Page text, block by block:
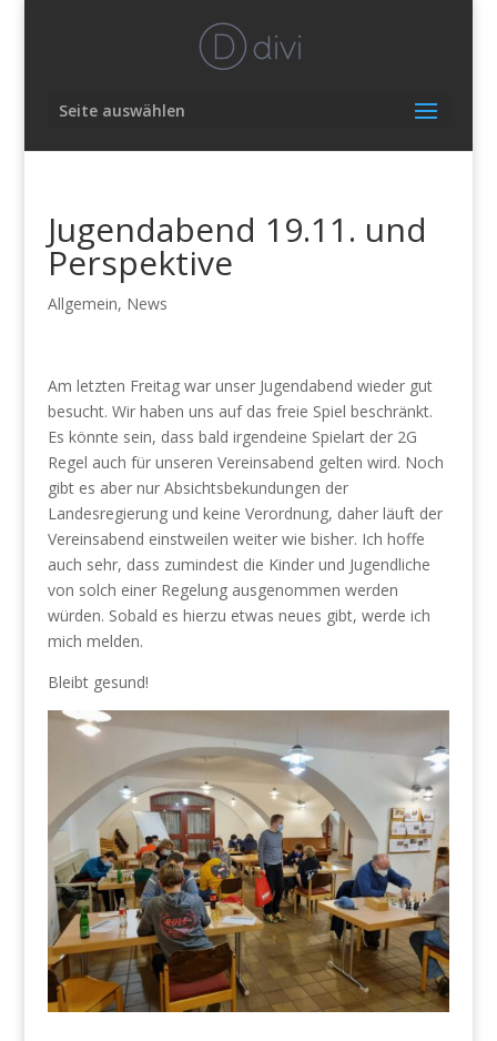
Seite auswählen
Jugendabend 19.11. und
Perspektive
Allgemein, News
Am letzten Freitag war unser Jugendabend wieder gut
besucht. Wir haben uns auf das freie Spiel beschränkt.
Es könnte sein, dass bald irgendeine Spielart der 2G
Regel auch für unseren Vereinsabend gelten wird. Noch
gibt es aber nur Absichtsbekundungen der
Landesregierung und keine Verordnung, daher läuft der
Vereinsabend einstweilen weiter wie bisher. Ich hoffe
auch sehr, dass zumindest die Kinder und Jugendliche
von solch einer Regelung ausgenommen werden
würden. Sobald es hierzu etwas neues gibt, werde ich
mich melden.
Bleibt gesund!